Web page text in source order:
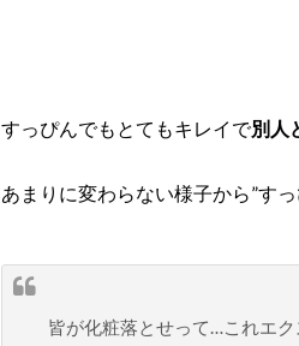
すっぴんでもとてもキレイで別人
あまりに変わらない様子から”す
皆が化粧落とせって…これエ